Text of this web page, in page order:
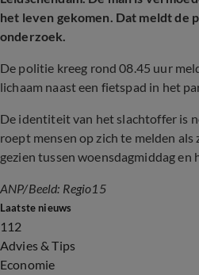
het leven gekomen. Dat meldt de
onderzoek.
De politie kreeg rond 08.45 uur
lichaam naast een fietspad in het
De identiteit van het slachtoffer is
roept mensen op zich te melden
gezien tussen woensdagmiddag
ANP/Beeld: Regio15
Laatste nieuws
112
Advies & Tips
Economie